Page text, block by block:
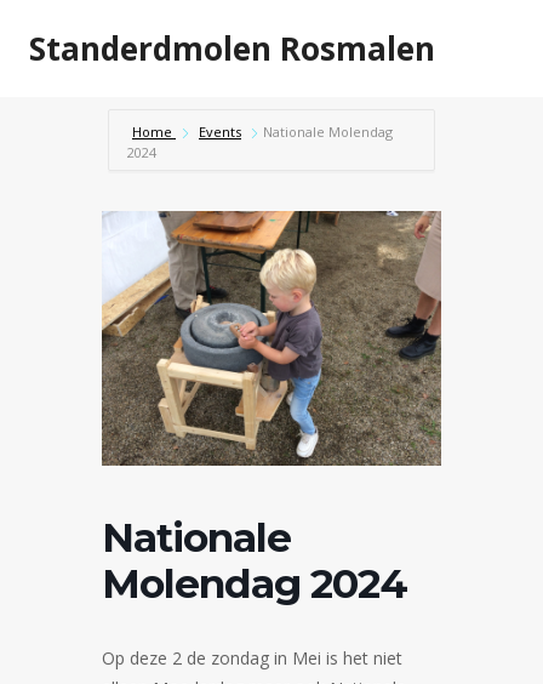
naarStanderdmolen Rosmalen
Home Events
Nationale Molendag
2024
Nationale
Molendag 2024
Op deze 2 de zondag in Mei is het niet